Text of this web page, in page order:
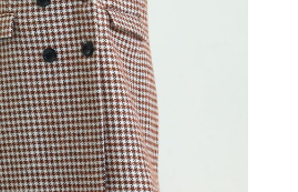
Kaban Yağmurluk